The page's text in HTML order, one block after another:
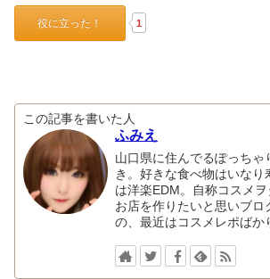
役に立った！ 1
この記事を書いた人
ふみえ
山口県に住んでるぽっちゃ
き。好きな食べ物はいなり
は洋楽EDM。自称コスメ
お店を作りたいと思いブロ
の、最近はコスメレポばか